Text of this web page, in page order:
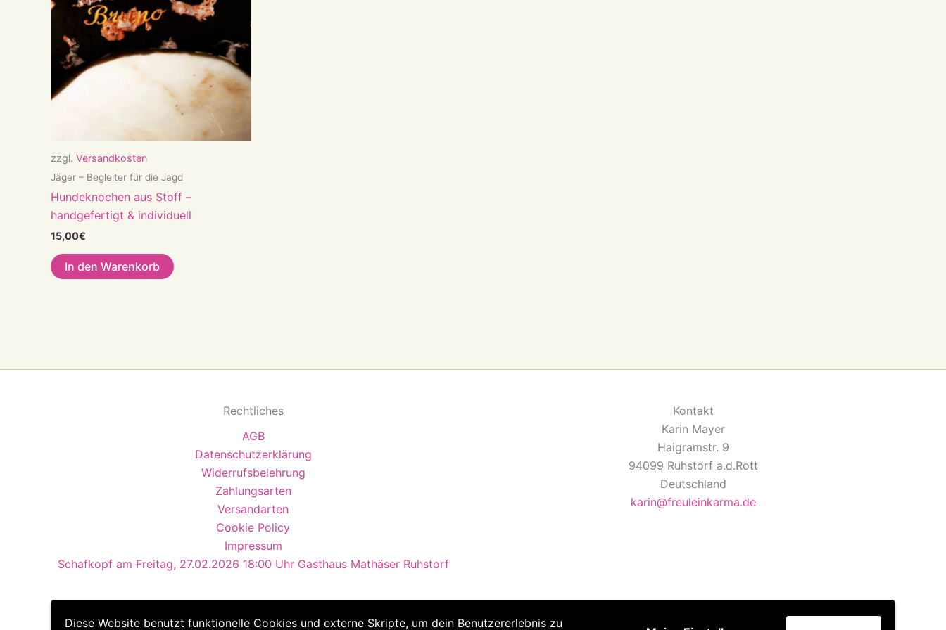
Diese Website benutzt funktionelle Cookies und externe Skripte, um dein Benutzererlebnis zu
zzgl. Versandkosten
Jäger – Begleiter für die Jagd
Hundeknochen aus Stoff –
handgefertigt & individuell
15,00€
In den Warenkorb
Rechtliches
AGB
Datenschutzerklärung
Widerrufsbelehrung
Zahlungsarten
Versandarten
Cookie Policy
Impressum
Schafkopf am Freitag, 27.02.2026 18:00 Uhr Gasthaus Mathäser Ruhstorf
Kontakt
Karin Mayer
Haigramstr. 9
94099 Ruhstorf a.d.Rott
Deutschland
karin@freuleinkarma.de